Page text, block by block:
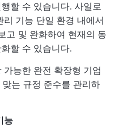
할 수 있습니다. 사일로
리 기능 단일 환경 내에서
고 및 완화하여 현재의 동
할 수 있습니다.
능한 완전 확장형 기업
는 규정 준수를 관리하
능